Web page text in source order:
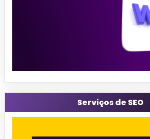
Serviços de SEO